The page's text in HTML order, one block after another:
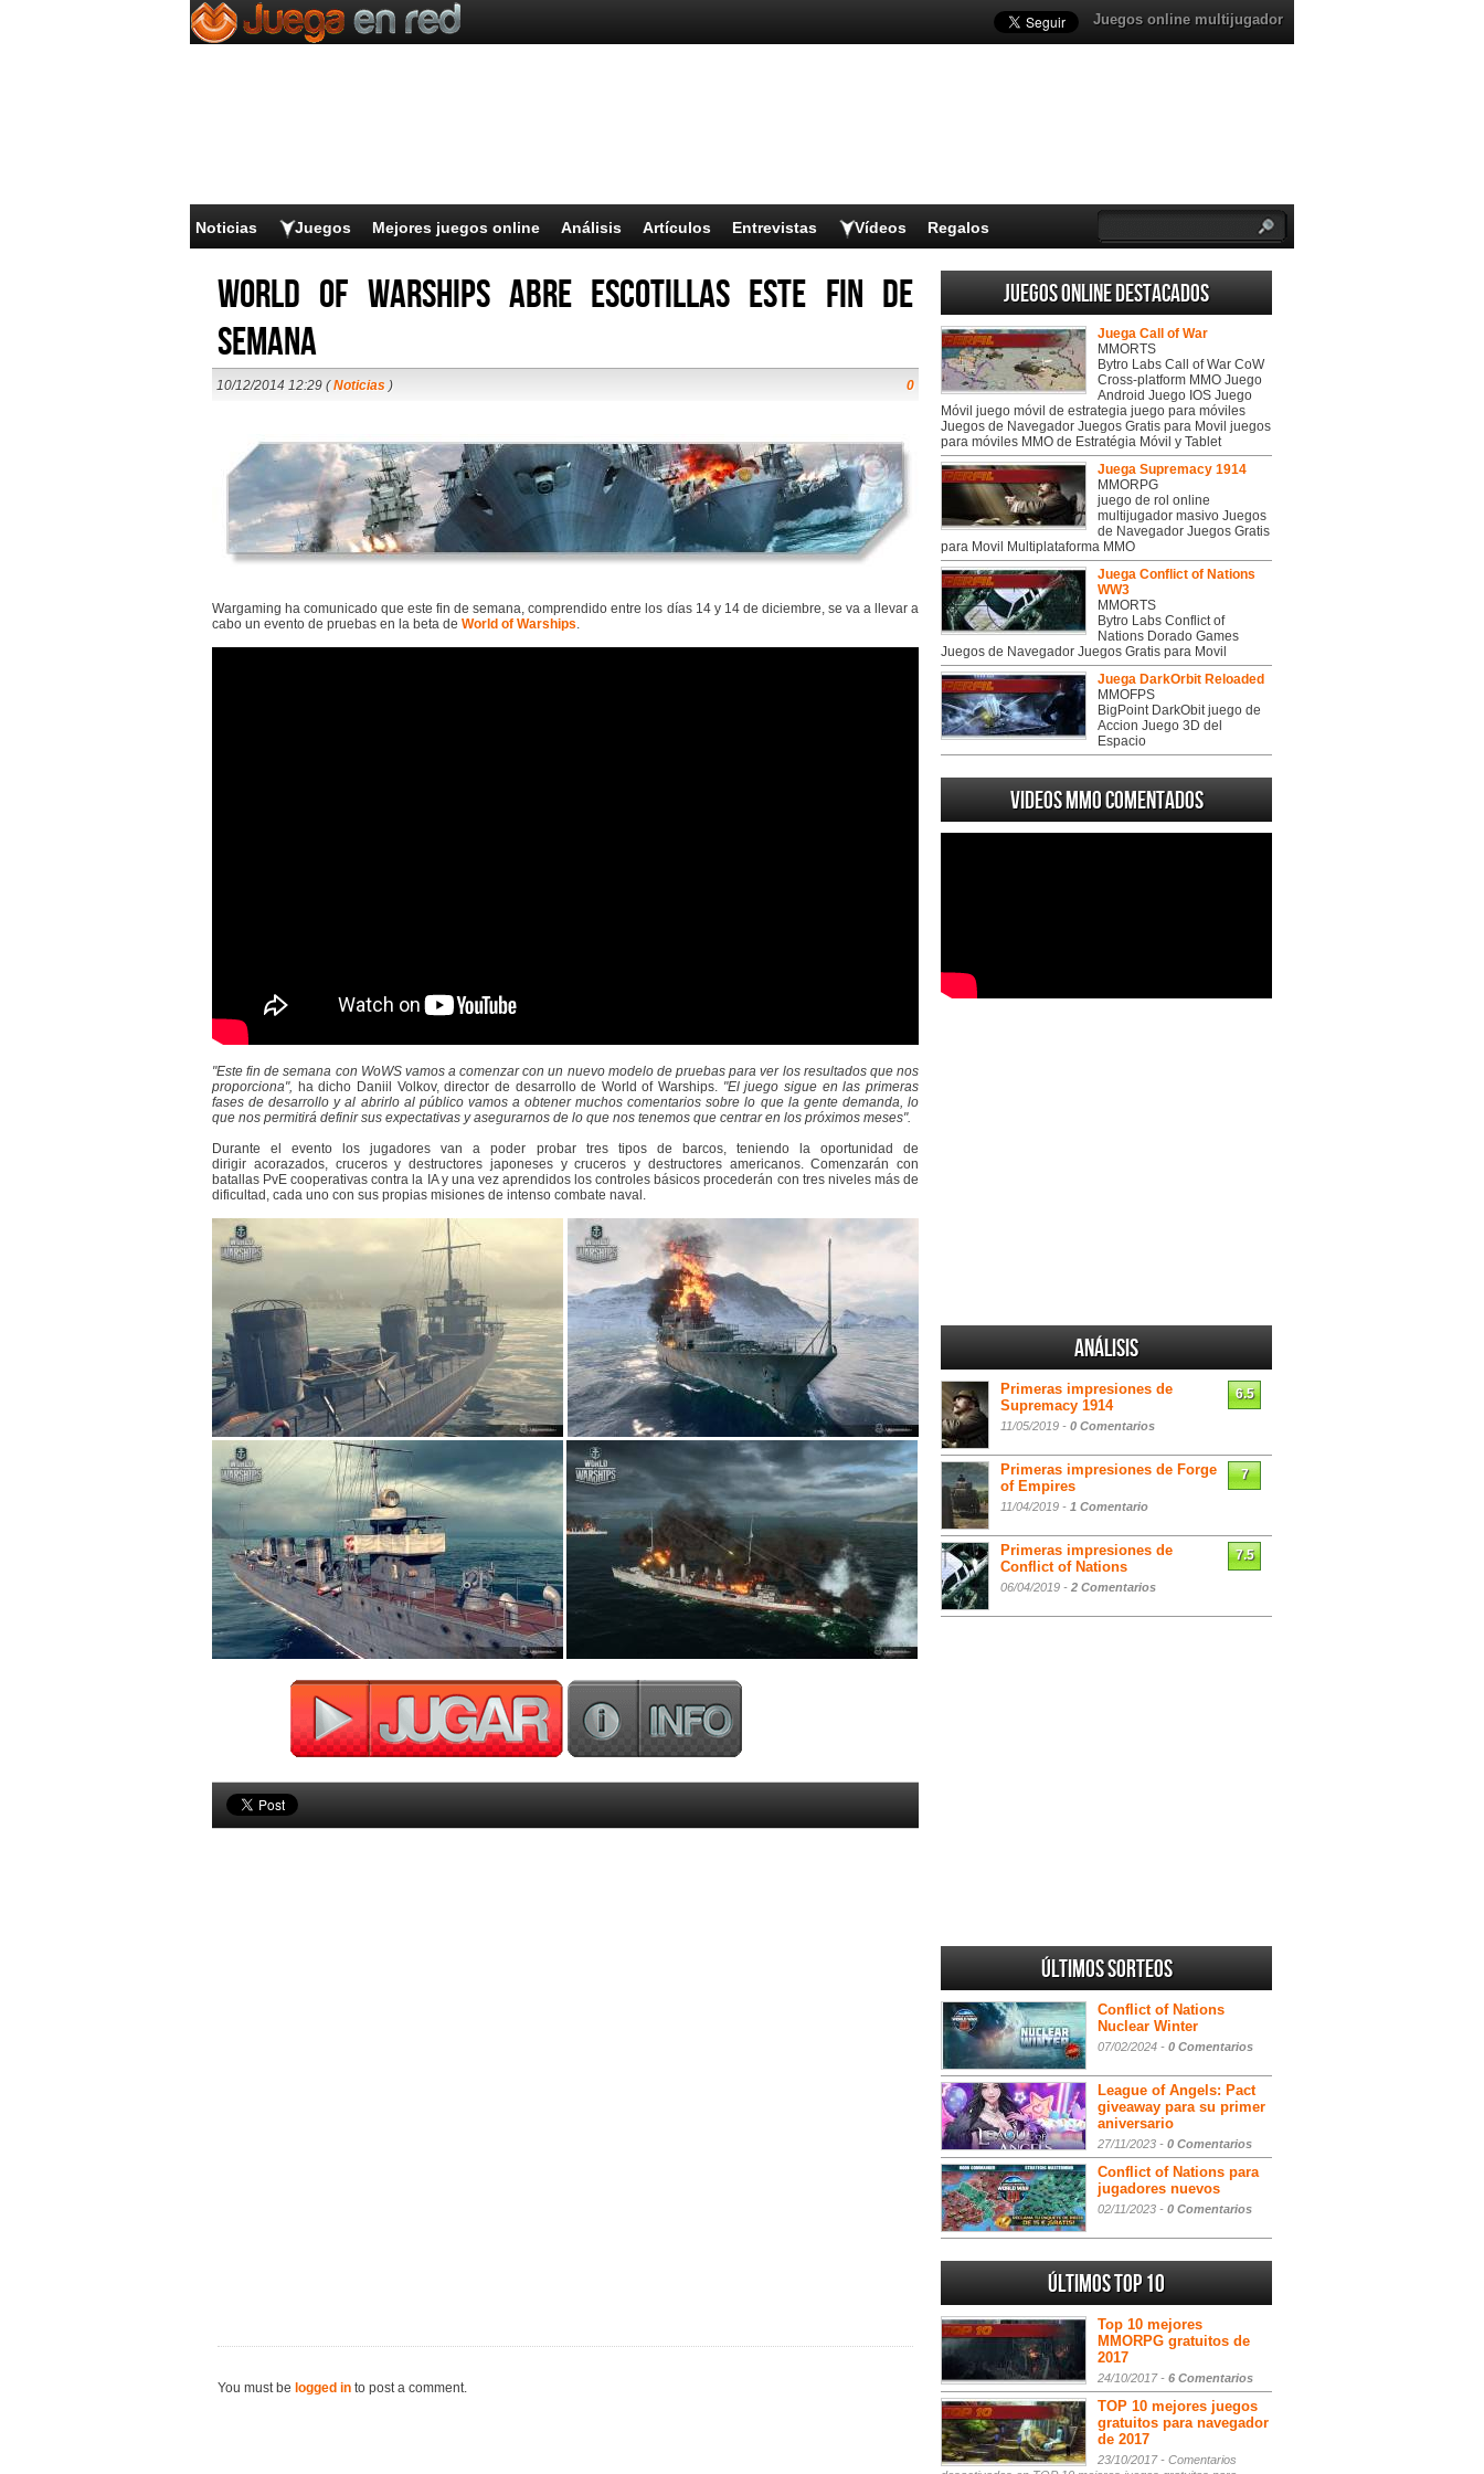
Juegos online multijugador
Noticias Juegos Mejores juegos online Análisis Artículos Entrevistas Vídeos Regalos
World of Warships abre escotillas este fin de
semana
10/12/2014 12:29 (Noticias ) 0
Wargaming ha comunicado que este fin de semana, comprendido entre los días 14 y 14 de diciembre, se va a llevar a
cabo un evento de pruebas en la beta de World of Warships.
"Este fin de semana con WoWS vamos a comenzar con un nuevo modelo de pruebas para ver los resultados que nos
proporciona", ha dicho Daniil Volkov, director de desarrollo de World of Warships. "El juego sigue en las primeras
fases de desarrollo y al abrirlo al público vamos a obtener muchos comentarios sobre lo que la gente demanda, lo
que nos permitirá definir sus expectativas y asegurarnos de lo que nos tenemos que centrar en los próximos meses".
Durante el evento los jugadores van a poder probar tres tipos de barcos, teniendo la oportunidad de
dirigir acorazados, cruceros y destructores japoneses y cruceros y destructores americanos. Comenzarán con
batallas PvE cooperativas contra la IA y una vez aprendidos los controles básicos procederán con tres niveles más de
dificultad, cada uno con sus propias misiones de intenso combate naval.
You must be logged in to post a comment.
Juegos online destacados
Juega Call of War
MMORTS
Bytro Labs Call of War CoW
Cross-platform MMO Juego
Android Juego IOS Juego
Móvil juego móvil de estrategia juego para móviles
Juegos de Navegador Juegos Gratis para Movil juegos
para móviles MMO de Estratégia Móvil y Tablet
Juega Supremacy 1914
MMORPG
juego de rol online
multijugador masivo Juegos
de Navegador Juegos Gratis
para Movil Multiplataforma MMO
Juega Conflict of Nations
WW3
MMORTS
Bytro Labs Conflict of
Nations Dorado Games
Juegos de Navegador Juegos Gratis para Movil
Juega DarkOrbit Reloaded
MMOFPS
BigPoint DarkObit juego de
Accion Juego 3D del
Espacio
Videos MMO Comentados
Análisis
Primeras impresiones de
Supremacy 1914
11/05/2019 - 0 Comentarios
6.5
Primeras impresiones de Forge
of Empires
11/04/2019 - 1 Comentario
7
Primeras impresiones de
Conflict of Nations
06/04/2019 - 2 Comentarios
7.5
Últimos sorteos
Conflict of Nations
Nuclear Winter
07/02/2024 - 0 Comentarios
League of Angels: Pact
giveaway para su primer
aniversario
27/11/2023 - 0 Comentarios
Conflict of Nations para
jugadores nuevos
02/11/2023 - 0 Comentarios
Últimos Top 10
Top 10 mejores
MMORPG gratuitos de
2017
24/10/2017 - 6 Comentarios
TOP 10 mejores juegos
gratuitos para navegador
de 2017
23/10/2017 - Comentarios